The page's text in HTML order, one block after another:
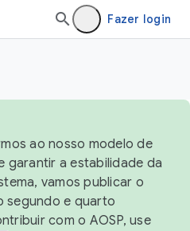
Fazer login
ao nosso modelo de
garantir a estabilidade da
vamos publicar o
segundo e quarto
com o AOSP, use